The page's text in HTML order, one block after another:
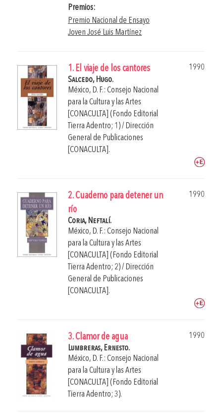
Premios:
Premio Nacional de Ensayo
Joven José Luis Martínez
1. El viaje de los cantores
1990
Salcedo, Hugo.
México, D. F.: Consejo Nacional
para la Cultura y las Artes
[CONACULTA] (Fondo Editorial
Tierra Adentro; 1) / Dirección
General de Publicaciones
[CONACULTA].
2. Cuaderno para detener un
río
1990
Coria, Neftalí.
México, D. F.: Consejo Nacional
para la Cultura y las Artes
[CONACULTA] (Fondo Editorial
Tierra Adentro; 2) / Dirección
General de Publicaciones
[CONACULTA].
3. Clamor de agua
1990
Lumbreras, Ernesto.
México, D. F.: Consejo Nacional
para la Cultura y las Artes
[CONACULTA] (Fondo Editorial
Tierra Adentro; 3).